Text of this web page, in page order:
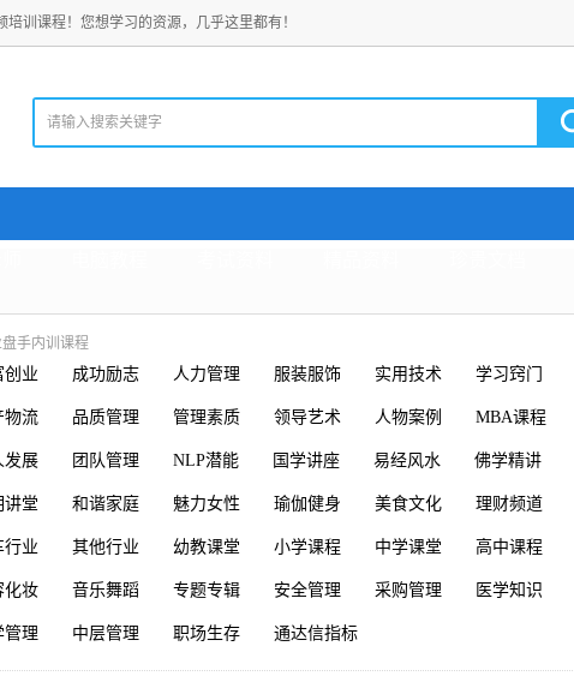
训课程！您想学习的资源，几乎这里都有！
手内训课程
创业 成功励志 人力管理 服装服饰 实用技术 学习窍门
物流 品质管理 管理素质 领导艺术 人物案例 MBA课程
发展 团队管理 NLP潜能 国学讲座 易经风水 佛学精讲
讲堂 和谐家庭 魅力女性 瑜伽健身 美食文化 理财频道
行业 其他行业 幼教课堂 小学课程 中学课堂 高中课程
化妆 音乐舞蹈 专题专辑 安全管理 采购管理 医学知识
管理 中层管理 职场生存 通达信指标